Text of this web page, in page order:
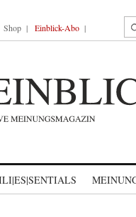
Shop Einblick-Abo